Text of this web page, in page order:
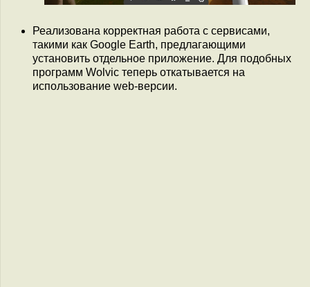
Реализована корректная работа с сервисами,
такими как Google Earth, предлагающими
установить отдельное приложение. Для подобных
программ Wolvic теперь откатывается на
использование web-версии.